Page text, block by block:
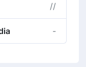
//
-